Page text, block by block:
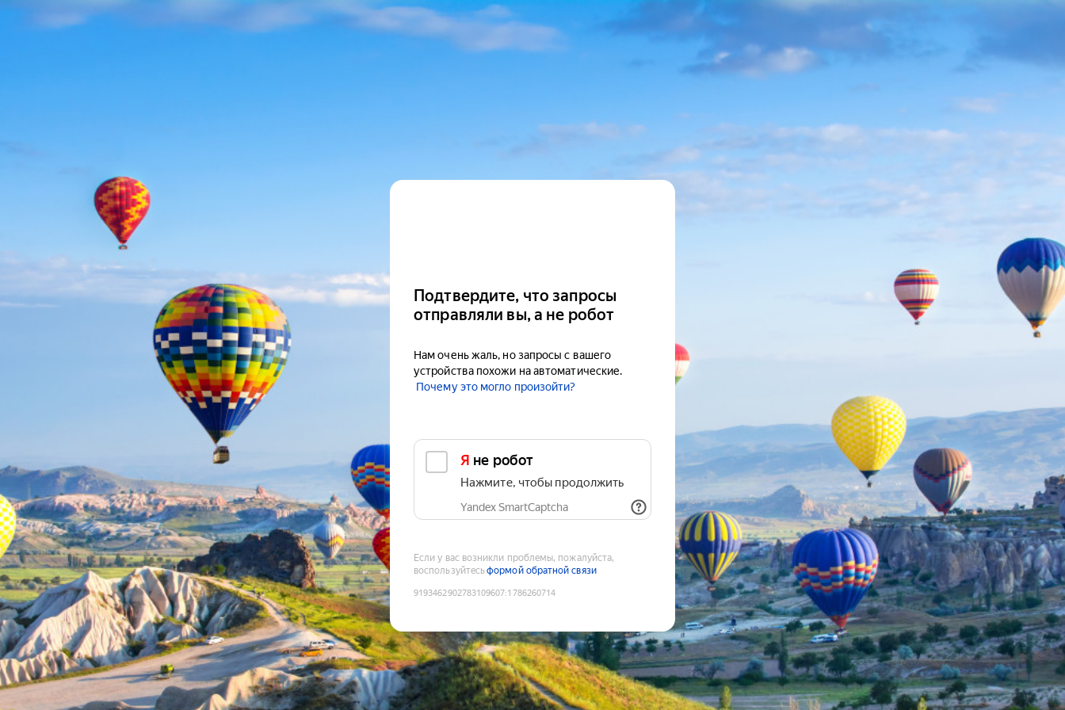
Подтвердите, что запросы
отправляли вы, а не робот
Нам очень жаль, но запросы с вашего
устройства похожи на автоматические.
Почему это могло произойти?
Я не робот
Нажмите, чтобы продолжить
Yandex SmartCaptcha
Если у вас возникли проблемы, пожалуйста,
воспользуйтесьформой обратной связи
9193462902783109607:1786260714